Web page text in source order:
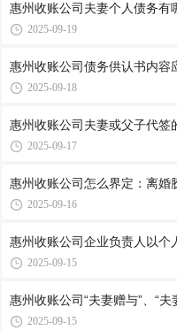
惠州收账公司​夫妻个人债务有
2025-09-19
惠州收账公司​债务供认书内容
2025-09-18
惠州收账公司​夫妻或父子代签
2025-09-17
惠州收账公司​怎么界定：离婚
2025-09-16
惠州收账公司​企业负责人以个
2025-09-15
惠州收账公司​“夫妻赠与”、“夫
2025-09-15